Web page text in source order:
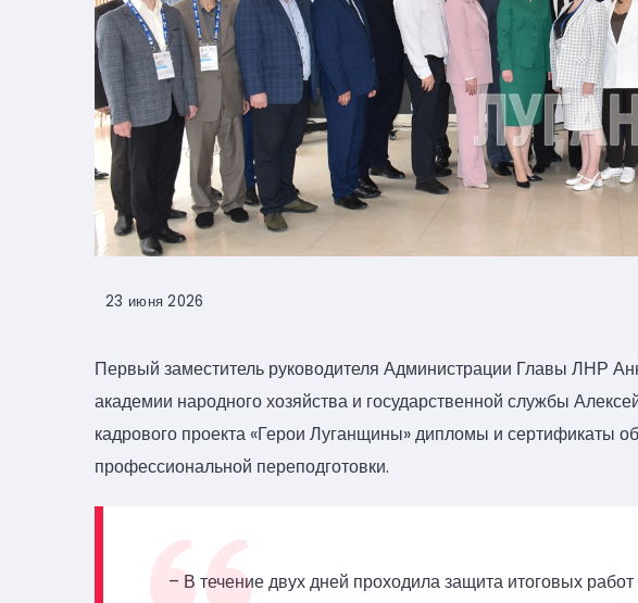
23 июня 2026
Первый заместитель руководителя Администрации Главы ЛНР
академии народного хозяйства и государственной службы
кадрового проекта «Герои Луганщины» дипломы и сертификаты
профессиональной переподготовки.
– В течение двух дней проходила защита итоговых